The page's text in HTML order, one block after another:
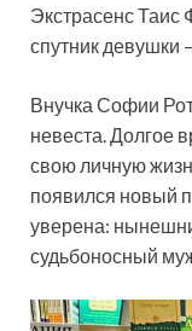
Экстрасенс Таис
спутник девушки
Внучка Софии
невеста. Долгое
свою личную
появился новый
уверена:
судьбоносный